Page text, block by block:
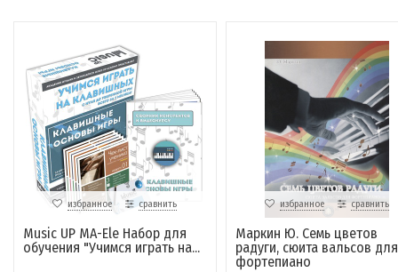
избранное сравнить
Music UP MA-Ele Набор для
обучения "Учимся играть на...
избранное сравнить
Маркин Ю. Семь цветов
радуги, сюита вальсов для
фортепиано